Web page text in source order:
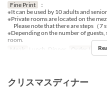
Fine Print
：
※It can be used by 10 adults and
※Private rooms are located on the
Please note that there are steps（7
※Depending on the number of guests,
room.
Meals
Lunch, Dinner Order Limit
クリスマスディナー